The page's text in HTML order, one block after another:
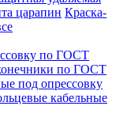
царапин Краска-
по ГОСТ
по ГОСТ
под опрессовку
кабельные